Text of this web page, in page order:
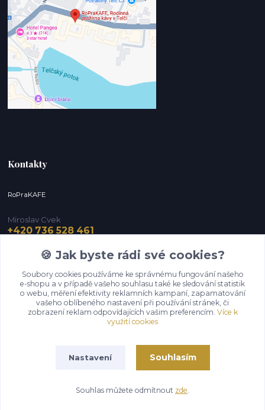
Kontakty
RoPraKAFE
Miroslav Cvek
+420 736 528 461
Upravit sběr cookies.
Vytvořeno na Eshop-rychle.cz
🍪 Jak byste rádi své cookies?
Soubory cookies používáme ke správnému fungování našeho
e-shopu a v případě vašeho souhlasu také ke sledování statistik
o webu, měření efektivity reklamních kampaní, zapamatování
vašeho oblíbeného nastavení při používání stránek, či
zobrazení reklam odpovídajících vašim preferencím. Více k
využití cookies
Nastavení Souhlasím
Souhlas můžete odmítnout zde